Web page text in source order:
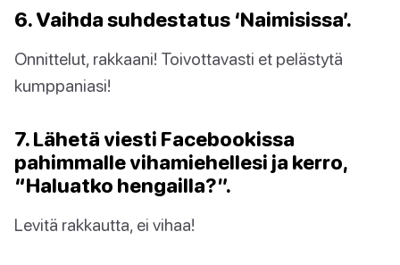
6. Vaihda suhdestatus ‘Naimisissa’.
Onnittelut, rakkaani! Toivottavasti et pelästytä
kumppaniasi!
7. Lähetä viesti Facebookissa
pahimmalle vihamiehellesi ja kerro,
“Haluatko hengailla?”.
Levitä rakkautta, ei vihaa!